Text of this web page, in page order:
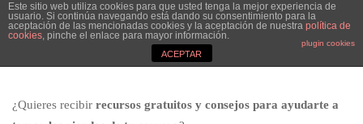
Este sitio web utiliza cookies para que usted tenga la mejor experiencia de
usuario. Si continúa navegando está dando su consentimiento para la
aceptación de las mencionadas cookies y la aceptación de nuestra política de
cookies, pinche el enlace para mayor información.
plugin cookies
ACEPTAR
Suscríbete alNewsletter
¿Quieres recibir recursos gratuitos y consejos para ayudarte a